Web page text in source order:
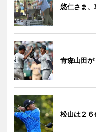
悠仁さま
青森山田
松山は２